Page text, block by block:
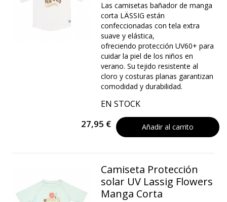
Las camisetas bañador de manga
corta LÄSSIG están
confeccionadas con tela extra
suave y elástica,
ofreciendo protección UV60+ para
cuidar la piel de los niños en
verano. Su tejido resistente al
cloro y costuras planas garantizan
comodidad y durabilidad.
EN STOCK
27,95 € Añadir al carrito
Camiseta Protección
solar UV Lassig Flowers
Manga Corta